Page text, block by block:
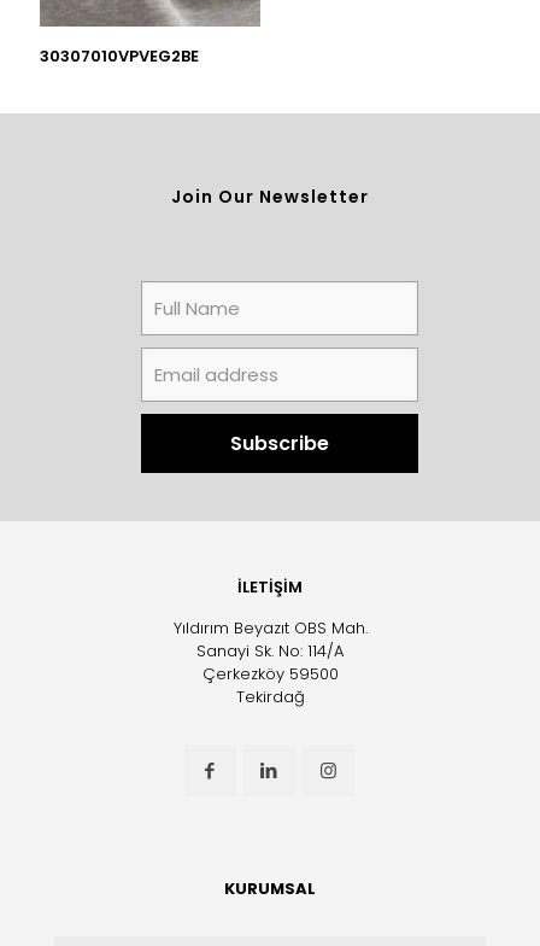
30307010VPVEG2BE
Join Our Newsletter
İLETİŞİM
Yıldırım Beyazıt OBS Mah.
Sanayi Sk. No: 114/A
Çerkezköy 59500
Tekirdağ
KURUMSAL